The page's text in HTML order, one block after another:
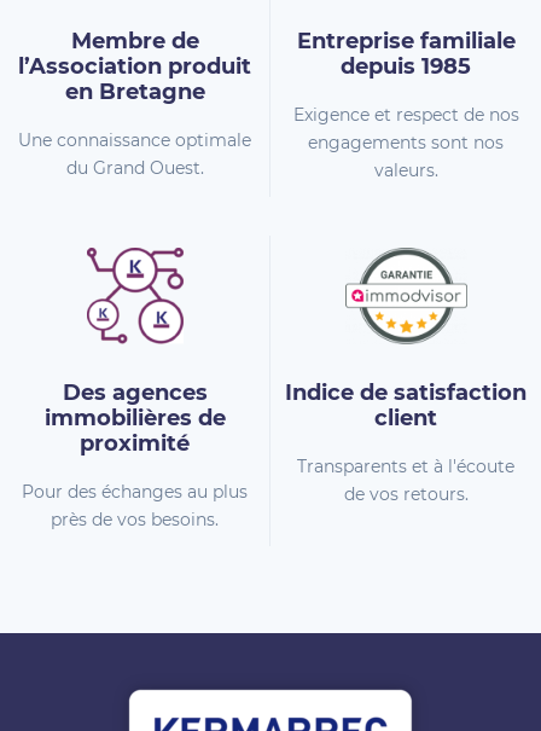
Membre de
l’Association produit
en Bretagne
Une connaissance optimale
du Grand Ouest.
Entreprise familiale
depuis 1985
Exigence et respect de nos
engagements sont nos
valeurs.
Des agences
immobilières de
proximité
Pour des échanges au plus
près de vos besoins.
Indice de satisfaction
client
Transparents et à l'écoute
de vos retours.